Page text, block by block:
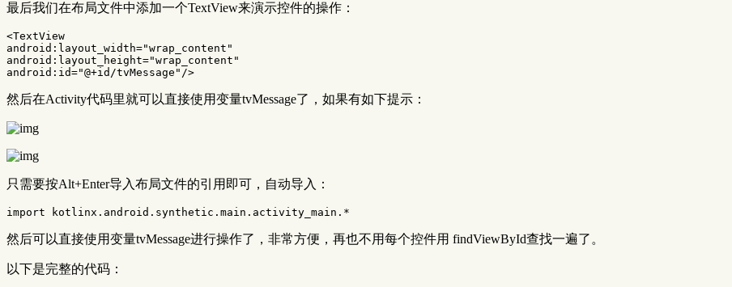
最后我们在布局文件中添加一个TextView来演示控件的操作：
<TextView
android:layout_width="wrap_content"
android:layout_height="wrap_content"
android:id="@+id/tvMessage" />
然后在Activity代码里就可以直接使用变量tvMessage了，如果有如下提示：
只需要按Alt+Enter导入布局文件的引用即可，自动导入：
import kotlinx.android.synthetic.main.activity_main.*
然后可以直接使用变量tvMessage进行操作了，非常方便，再也不用每个控件用 findViewById查找一遍了。
以下是完整的代码：